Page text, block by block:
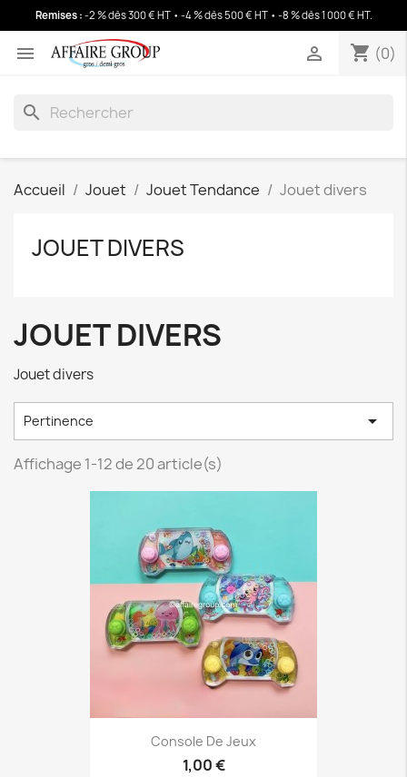
Remises : -2 % dès 300 € HT • -4 % dès 500 € HT • -8 % dès 1 000 € HT.
 shopping_cart (0)

search
shopping_cart(0)
Accueil Jouet Jouet Tendance Jouet divers
JOUET DIVERS
JOUET DIVERS
Jouet divers
Pertinence 
Affichage 1-12 de 20 article(s)
Console De Jeux
1,00 €